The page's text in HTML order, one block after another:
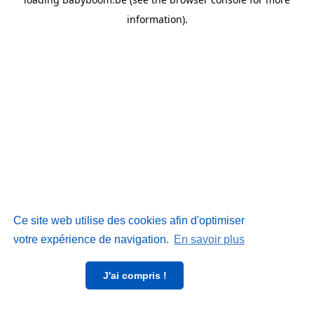
Ce site web utilise des cookies afin d'optimiser
votre expérience de navigation. En savoir plus
J'ai compris !
information).